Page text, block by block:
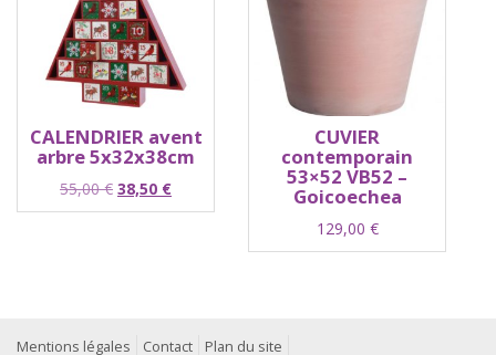
CALENDRIER avent
arbre 5x32x38cm
55,00€ Le
prix
38,50 €Le
prix
CUVIER
contemporain
53×52 VB52 –
Goicoechea
129,00 €
Mentions légales Contact Plan du site